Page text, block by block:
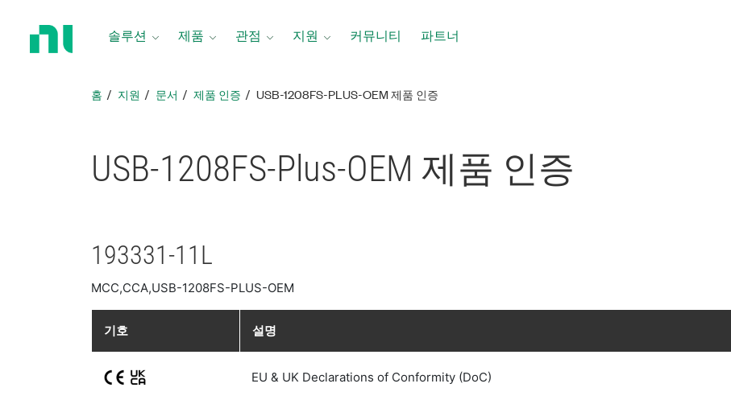
솔루션 제품 관점 지원 커뮤니티 파트너
홈 지원 문서 제품 인증 USB-1208FS-PLUS-OEM 제품 인증
USB-1208FS-Plus-OEM 제품 인증
193331-11L
MCC,CCA,USB-1208FS-PLUS-OEM
기호 설명
EU & UK Declarations of Conformity (DoC)